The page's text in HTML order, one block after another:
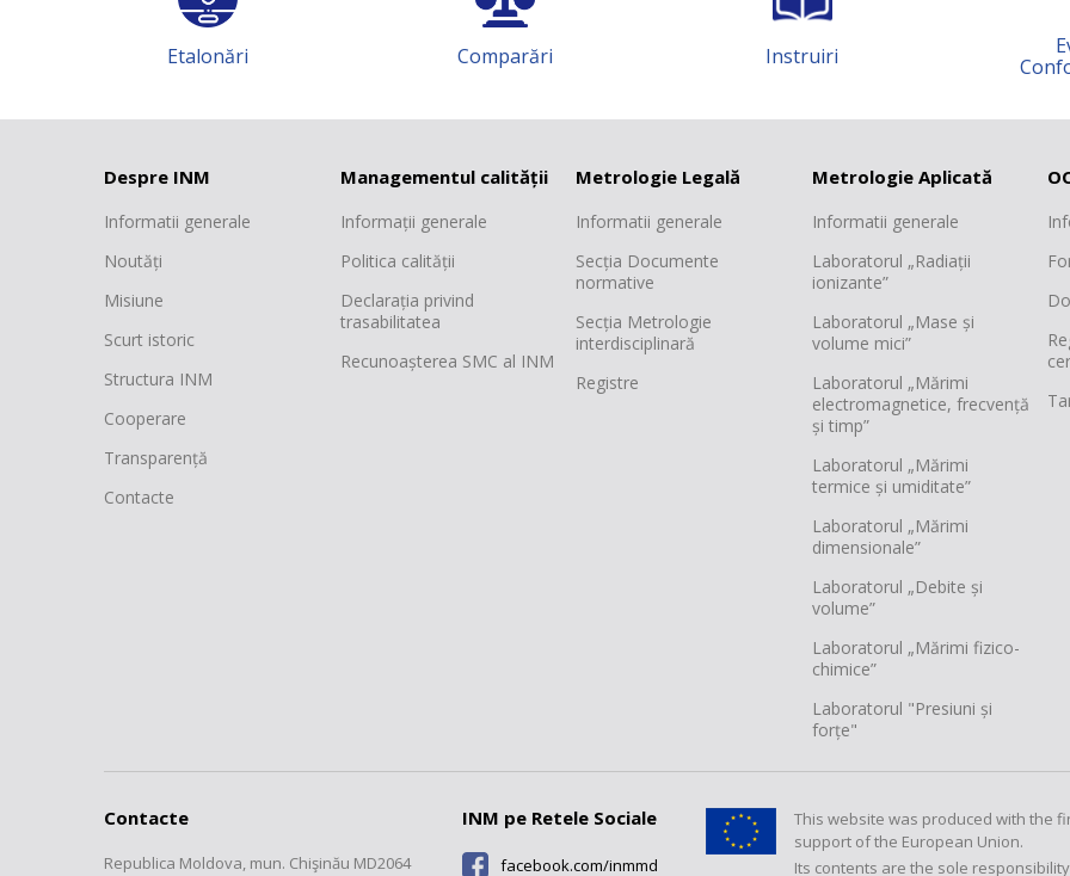
Comparări Instruiri
Evaluarea
Conformității MM
Despre INM
Informatii generale
Noutăți
Misiune
Scurt istoric
Structura INM
Cooperare
Transparență
Contacte
Managementul calității
Informații generale
Politica calității
Declarația privind
trasabilitatea
Recunoașterea SMC al INM
Metrologie Legală
Informatii generale
Secția Documente
normative
Secția Metrologie
interdisciplinară
Registre
Metrologie Aplicată
Informatii generale
Laboratorul „Radiații
ionizante”
Laboratorul „Mase și
volume mici”
Laboratorul „Mărimi
electromagnetice, frecvență
și timp”
Laboratorul „Mărimi
termice și umiditate”
Laboratorul „Mărimi
dimensionale”
Laboratorul „Debite și
volume”
Laboratorul „Mărimi fizico-
chimice”
Laboratorul "Presiuni și
forțe"
Contacte
Republica Moldova, mun. Chişinău MD2064
INM pe Retele Sociale
facebook.com/inmmd
This website was produced with the
support of the European Union.
Its contents are the sole